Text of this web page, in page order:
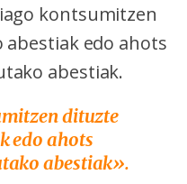
kontsumitzen
edo ahots
abestiak.
dituzte
edo ahots
abestiak».